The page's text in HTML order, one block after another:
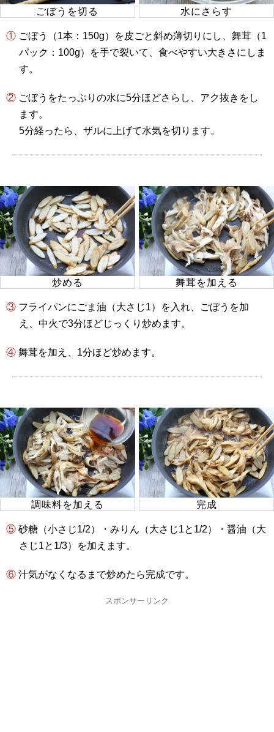
ごぼうを切る 水にさらす
① ごぼう（1本：150g）を皮ごと斜め薄切りにし、舞茸（1
パック：100g）を手で裂いて、食べやすい大きさにしま
す。
② ごぼうをたっぷりの水に5分ほどさらし、アク抜きをし
ます。
5分経ったら、ザルに上げて水気を切ります。
炒める 舞茸を加える
③ フライパンにごま油（大さじ1）を入れ、ごぼうを加
え、中火で3分ほどじっくり炒めます。
④ 舞茸を加え、1分ほど炒めます。
調味料を加える 完成
⑤ 砂糖（小さじ1/2）・みりん（大さじ1と1/2）・醤油（大
さじ1と1/3）を加えます。
⑥ 汁気がなくなるまで炒めたら完成です。
スポンサーリンク